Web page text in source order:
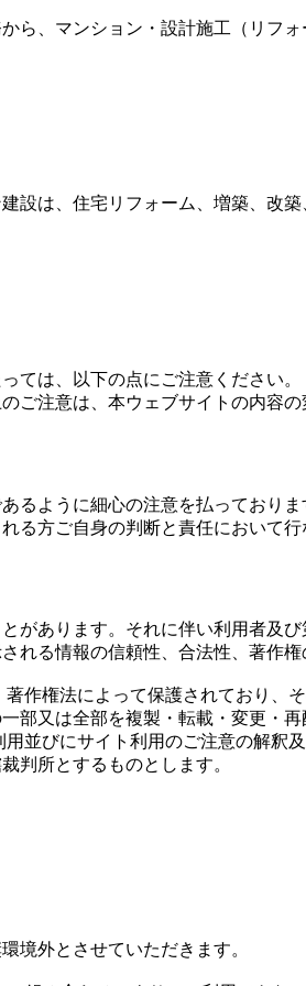
ら、マンション・設計施工（リフ
ては、以下の点にご注意ください。
ご注意は、本ウェブサイトの内容
るように細心の注意を払っており
る方ご自身の判断と責任において行
があります。それに伴い利用者及
れる情報の信頼性、合法性、著作
作権法によって保護されており
部又は全部を複製・転載・変更・
並びにサイト利用のご注意の解
判所とするものとします。
境外とさせていただきます。